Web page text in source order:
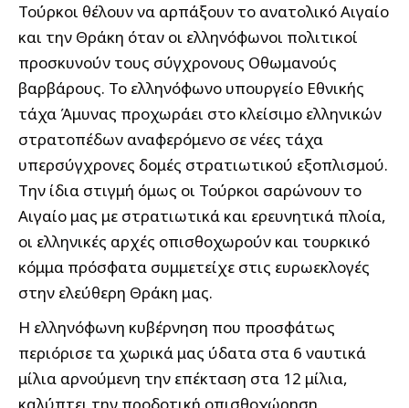
Τούρκοι θέλουν να αρπάξουν το ανατολικό Αιγαίο
και την Θράκη όταν οι ελληνόφωνοι πολιτικοί
προσκυνούν τους σύγχρονους Οθωμανούς
βαρβάρους. Το ελληνόφωνο υπουργείο Εθνικής
τάχα Άμυνας προχωράει στο κλείσιμο ελληνικών
στρατοπέδων αναφερόμενο σε νέες τάχα
υπερσύγχρονες δομές στρατιωτικού εξοπλισμού.
Την ίδια στιγμή όμως οι Τούρκοι σαρώνουν το
Αιγαίο μας με στρατιωτικά και ερευνητικά πλοία,
οι ελληνικές αρχές οπισθοχωρούν και τουρκικό
κόμμα πρόσφατα συμμετείχε στις ευρωεκλογές
στην ελεύθερη Θράκη μας.
Η ελληνόφωνη κυβέρνηση που προσφάτως
περιόρισε τα χωρικά μας ύδατα στα 6 ναυτικά
μίλια αρνούμενη την επέκταση στα 12 μίλια,